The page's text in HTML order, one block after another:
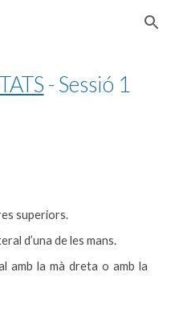
Skip to navigation
- Sessió 1
superiors.
d’una de les mans.
amb la mà dreta o amb la